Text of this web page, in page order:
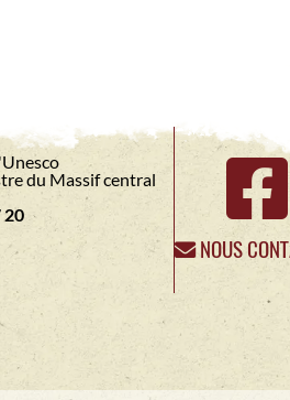
du Massif central
20
NOUS